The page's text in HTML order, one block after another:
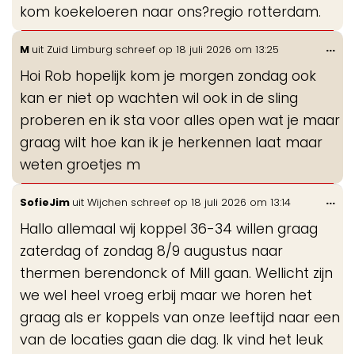
kom koekeloeren naar ons?regio rotterdam.
M uit Zuid Limburg schreef op 18 juli 2026 om 13:25
Hoi Rob hopelijk kom je morgen zondag ook
kan er niet op wachten wil ook in de sling
proberen en ik sta voor alles open wat je maar
graag wilt hoe kan ik je herkennen laat maar
weten groetjes m
...
SofieJim uit Wijchen schreef op 18 juli 2026 om 13:14
Hallo allemaal wij koppel 36-34 willen graag
zaterdag of zondag 8/9 augustus naar
thermen berendonck of Mill gaan. Wellicht zijn
we wel heel vroeg erbij maar we horen het
graag als er koppels van onze leeftijd naar een
van de locaties gaan die dag. Ik vind het leuk
...